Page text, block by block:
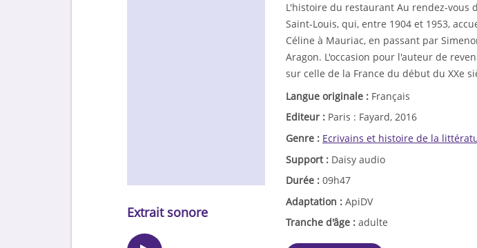
L'histoire du restaurant Au rendez-vous
Saint-Louis, qui, entre 1904 et 1953,
Céline à Mauriac, en passant par
Aragon. L'occasion pour l'auteur de
sur celle de la France du début du XXe
Langue originale : Français
Editeur : Paris : Fayard, 2016
Genre : Ecrivains et histoire de la
Support : Daisy audio
Durée : 09h47
Adaptation : ApiDV
Tranche d'âge : adulte
Extrait sonore